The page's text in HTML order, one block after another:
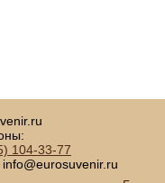
104-33-77
info@eurosuvenir.ru